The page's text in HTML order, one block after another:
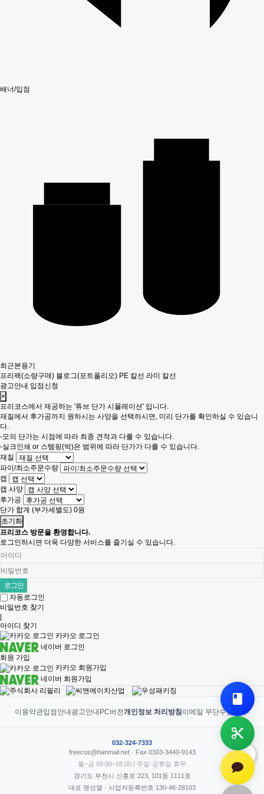
배너/입점
최근본용기
프리팩(소량구매) 블로그(포트폴리오) PE 칼선 라미 칼선
광고안내 입점신청
×
프리코스에서 제공하는 '튜브 단가 시뮬레이션' 입니다.
재질에서 후가공까지 원하시는 사양을 선택하시면, 미리 단가를 확인하실 수 있습니
다.
-모의 단가는 시점에 따라 최종 견적과 다를 수 있습니다.
-실크인쇄 or 스템핑(박)은 범위에 따라 단가가 다를 수 있습니다.
재질
파이/최소주문수량
캡
캡 사양
후가공
단가 합계 (부가세별도) 0원
초기화
프리코스 방문을 환영합니다.
로그인하시면 더욱 다양한 서비스를 즐기실 수 있습니다.
자동로그인
비밀번호 찾기
아이디 찾기
카카오 로그인
네이버 로그인
회원 가입
카카오 회원가입
네이버 회원가입
이용약관입점안내광고안내PC버전개인정보 처리방침이메일 무단수집 거부
032-324-7333
freecos@hanmail.net · Fax 0303-3440-9143
월~금 09:00~18:00 / 주말·공휴일 휴무
경기도 부천시 신흥로 223, 101동 1111호
대표 맹성열 · 사업자등록번호 130-46-28103